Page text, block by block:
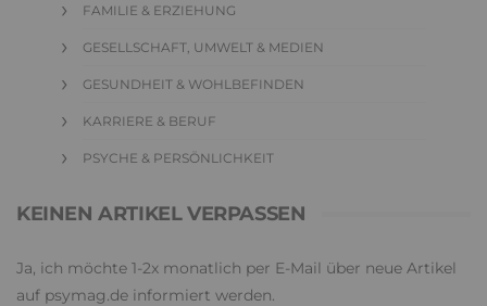
FAMILIE & ERZIEHUNG
GESELLSCHAFT, UMWELT & MEDIEN
GESUNDHEIT & WOHLBEFINDEN
KARRIERE & BERUF
PSYCHE & PERSÖNLICHKEIT
KEINEN ARTIKEL VERPASSEN
Ja, ich möchte 1-2x monatlich per E-Mail über neue Artikel
auf psymag.de informiert werden.